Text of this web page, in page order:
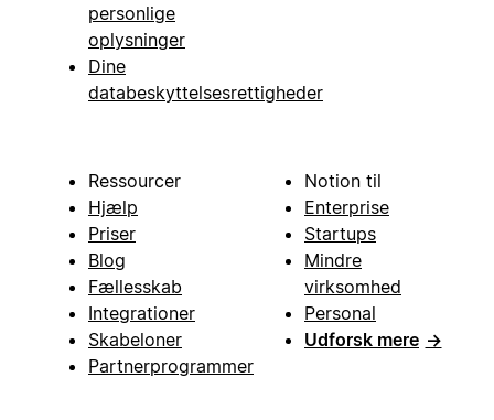
personlige
oplysninger
Dine
databeskyttelsesrettigheder
Ressourcer
Hjælp
Priser
Blog
Fællesskab
Integrationer
Skabeloner
Partnerprogrammer
Notion til
Enterprise
Startups
Mindre
virksomhed
Personal
Udforsk mere →